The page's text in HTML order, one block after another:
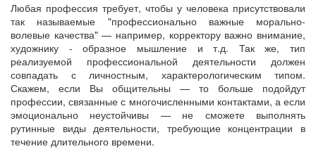
Любая профессия требует, чтобы у человека присутствовали
так называемые "профессионально важные морально-
волевые качества" — например, корректору важно внимание,
художнику - образное мышление и т.д. Так же, тип
реализуемой профессиональной деятельности должен
совпадать с личностным, характерологическим типом.
Скажем, если Вы общительны — то больше подойдут
профессии, связанные с многочисленными контактами, а если
эмоционально неустойчивы — не сможете выполнять
рутинные виды деятельности, требующие концентрации в
течение длительного времени.